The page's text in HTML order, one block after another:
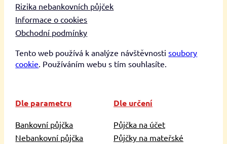
Rizika nebankovních půjček
Informace o cookies
Obchodní podmínky
Tento web používá k analýze návštěvnostisoubory
cookie . Používáním webu s tím souhlasíte.
Dle parametru
Bankovní půjčka
Nebankovní půjčka
Dle určení
Půjčka na účet
Půjčky na mateřské